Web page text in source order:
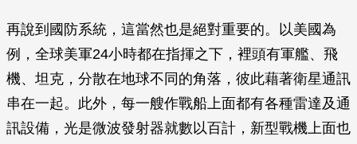
再說到國防系統，這當然也是絕對重要的。以美國為
例，全球美軍24小時都在指揮之下，裡頭有軍艦、飛
機、坦克，分散在地球不同的角落，彼此藉著衛星通訊
串在一起。此外，每一艘作戰船上面都有各種雷達及通
訊設備，光是微波發射器就數以百計，新型戰機上面也